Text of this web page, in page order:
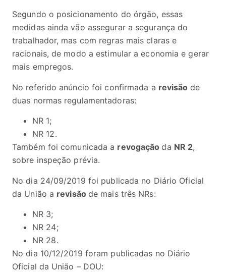
Segundo o posicionamento do órgão, essas
medidas ainda vão assegurar a segurança do
trabalhador, mas com regras mais claras e
racionais, de modo a estimular a economia e gerar
mais empregos.
No referido anúncio foi confirmada a revisão de
duas normas regulamentadoras:
NR 1;
NR 12.
Também foi comunicada a revogaçãoda NR 2,
sobre inspeção prévia.
No dia 24/09/2019 foi publicada no Diário Oficial
da União a revisão de mais três NRs:
NR 3;
NR 24;
NR 28.
No dia 10/12/2019 foram publicadas no Diário
Oficial da União – DOU: